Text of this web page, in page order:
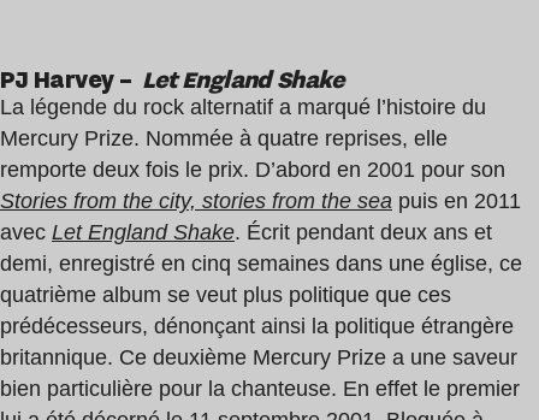
PJ Harvey – Let England Shake
La légende du rock alternatif a marqué l’histoire du
Mercury Prize. Nommée à quatre reprises, elle
remporte deux fois le prix. D’abord en 2001 pour son
Stories from the city, stories from the sea puis en 2011
avec Let England Shake. Écrit pendant deux ans et
demi, enregistré en cinq semaines dans une église, ce
quatrième album se veut plus politique que ces
prédécesseurs, dénonçant ainsi la politique étrangère
britannique. Ce deuxième Mercury Prize a une saveur
bien particulière pour la chanteuse. En effet le premier